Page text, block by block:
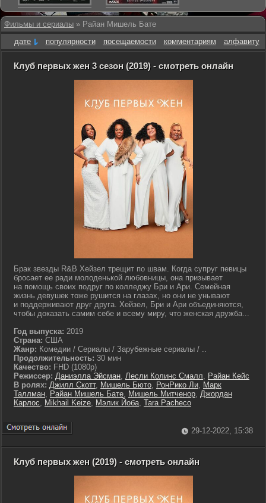
Фильмы и сериалы » Райан Мишель Бате
дате
популярности посещаемости комментариям алфавиту
Клуб первых жен 3 сезон (2019) - смотреть онлайн
Брак звезды R&B Хейзел трещит по швам. Когда супруг певицы
бросает ее ради молоденькой любовницы, она призывает
на помощь своих подруг по колледжу Бри и Ари. Семейная
жизнь девушек тоже рушится на глазах, но они не унывают
и поддерживают друг друга. Хейзел, Бри и Ари объединяются,
чтобы доказать самим себе и всему миру, что женская дружба...
Год выпуска: 2019
Страна: США
Жанр: Комедии / Сериалы / Зарубежные сериалы / ..
Продолжительность: 30 мин
Качество: FHD (1080p)
Режиссер: Даниэлла Эйсман, Лесли Колинс Смалл, Райан Кейс
В ролях: Джилл Скотт, Мишель Бюто, РонРико Ли, Марк
Таллман, Райан Мишель Бате, Мишель Митченор, Джордан
Карлос, Mikhail Keize, Мэлик Йоба, Tara Pacheco
29-12-2022, 15:38
Клуб первых жен (2019) - смотреть онлайн